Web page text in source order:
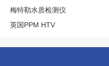
梅特勒水质检测仪
英国PPM HTV